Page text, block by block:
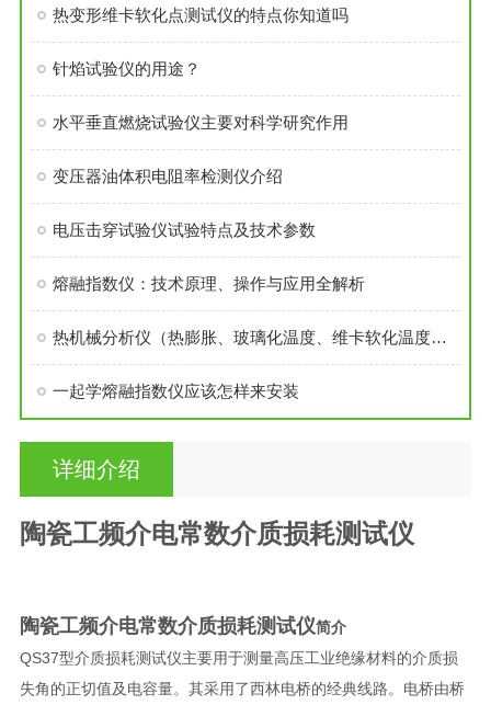
热变形维卡软化点测试仪的特点你知道吗
针焰试验仪的用途？
水平垂直燃烧试验仪主要对科学研究作用
变压器油体积电阻率检测仪介绍
电压击穿试验仪试验特点及技术参数
熔融指数仪：技术原理、操作与应用全解析
热机械分析仪（热膨胀、玻璃化温度、维卡软化温度综合测试仪）
一起学熔融指数仪应该怎样来安装
详细介绍
陶瓷工频介电常数介质损耗测试仪
陶瓷工频介电常数介质损耗测试仪简介
QS37型介质损耗测试仪主要用于测量高压工业绝缘材料的介质损
失角的正切值及电容量。其采用了西林电桥的经典线路。电桥由桥